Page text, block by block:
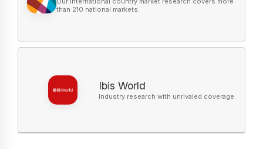
Ibis World